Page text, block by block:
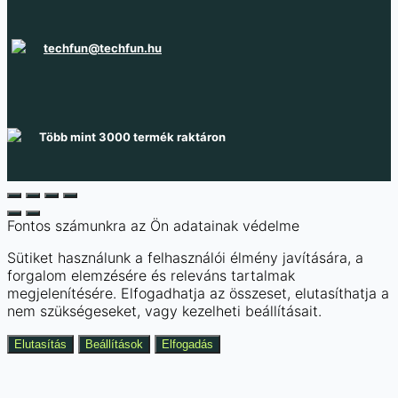
techfun@techfun.hu
Több mint 3000 termék raktáron
Fontos számunkra az Ön adatainak védelme
Sütiket használunk a felhasználói élmény javítására, a
forgalom elemzésére és releváns tartalmak
megjelenítésére. Elfogadhatja az összeset, elutasíthatja a
nem szükségeseket, vagy kezelheti beállításait.
Elutasítás Beállítások Elfogadás